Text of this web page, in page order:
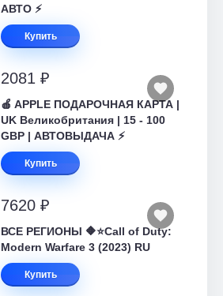
АВТО ⚡
Купить
2081 ₽
🍎 APPLE ПОДАРОЧНАЯ КАРТА |
UK Великобритания | 15 - 100
GBP | АВТОВЫДАЧА ⚡️
Купить
7620 ₽
ВСЕ РЕГИОНЫ 🔶⭐Call of Duty:
Modern Warfare 3 (2023) RU
Купить